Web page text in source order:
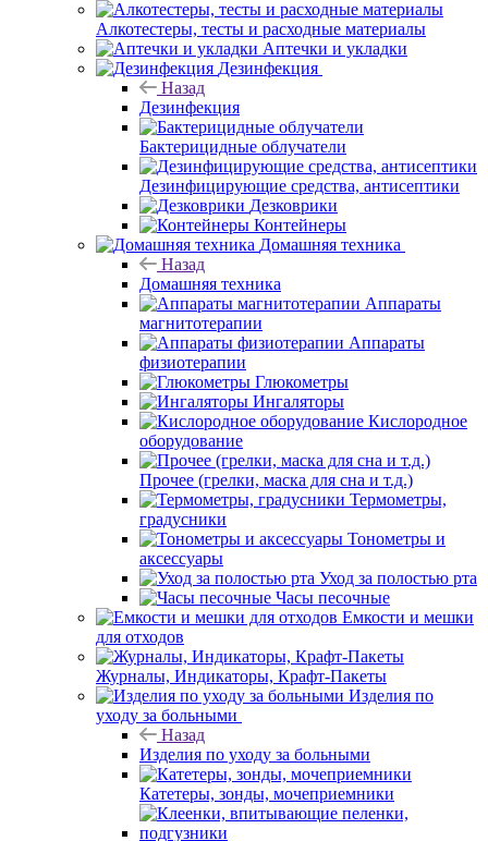
Алкотестеры, тесты и расходные материалы
Аптечки и укладки
Дезинфекция
Назад
Дезинфекция
Бактерицидные облучатели
Дезинфицирующие средства, антисептики
Дезковрики
Контейнеры
Домашняя техника
Назад
Домашняя техника
Аппараты
магнитотерапии
Аппараты
физиотерапии
Глюкометры
Ингаляторы
Кислородное
оборудование
Прочее (грелки, маска для сна и т.д.)
Термометры,
градусники
Тонометры и
аксессуары
Уход за полостью рта
Часы песочные
Емкости и мешки
для отходов
Журналы, Индикаторы, Крафт-Пакеты
Изделия по
уходу за больными
Назад
Изделия по уходу за больными
Катетеры, зонды, мочеприемники